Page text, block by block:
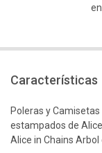
Características
Poleras y
estampados de
Alice in Chains Arbol